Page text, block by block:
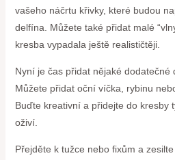
vašeho náčrtu křivky, které budou
delfína. Můžete také přidat malé
kresba vypadala ještě realističtěji.
Nyní je čas přidat nějaké dodatečné
Můžete přidat oční víčka, rybinu
Buďte kreativní a přidejte do kresby
oživí.
Přejděte k tužce nebo fixům a